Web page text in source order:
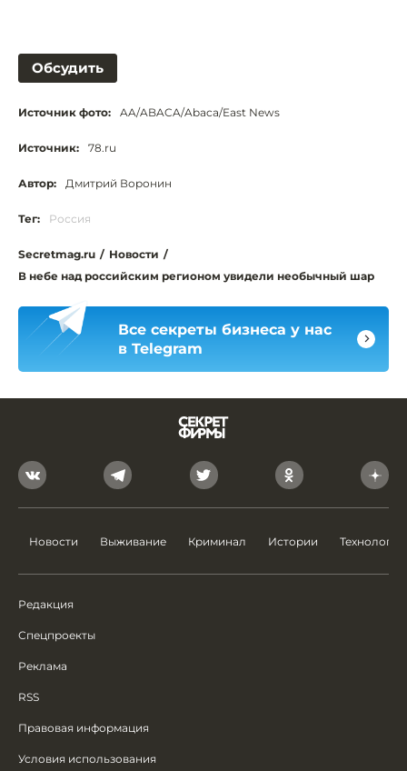
Обсудить
Источник фото: AA/ABACA/Abaca/East News
Источник: 78.ru
Автор: Дмитрий Воронин
Тег: Россия
Secretmag.ru / Новости /
В небе над российским регионом увидели необычный шар
Все секреты бизнеса у нас
в Telegram
Новости Выживание Криминал Истории Технологии
Редакция
Спецпроекты
Реклама
RSS
Правовая информация
Условия использования